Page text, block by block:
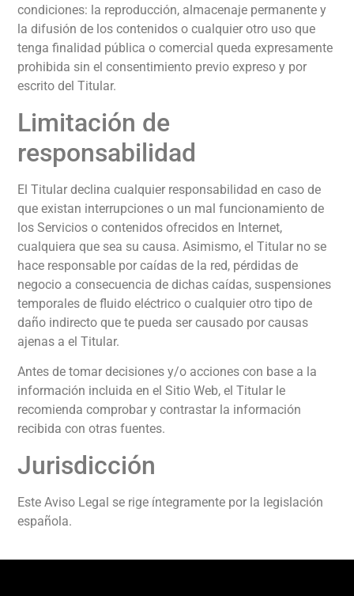
condiciones: la reproducción, almacenaje permanente y
la difusión de los contenidos o cualquier otro uso que
tenga finalidad pública o comercial queda expresamente
prohibida sin el consentimiento previo expreso y por
escrito del Titular.
Limitación de
responsabilidad
El Titular declina cualquier responsabilidad en caso de
que existan interrupciones o un mal funcionamiento de
los Servicios o contenidos ofrecidos en Internet,
cualquiera que sea su causa. Asimismo, el Titular no se
hace responsable por caídas de la red, pérdidas de
negocio a consecuencia de dichas caídas, suspensiones
temporales de fluido eléctrico o cualquier otro tipo de
daño indirecto que te pueda ser causado por causas
ajenas a el Titular.
Antes de tomar decisiones y/o acciones con base a la
información incluida en el Sitio Web, el Titular le
recomienda comprobar y contrastar la información
recibida con otras fuentes.
Jurisdicción
Este Aviso Legal se rige íntegramente por la legislación
española.